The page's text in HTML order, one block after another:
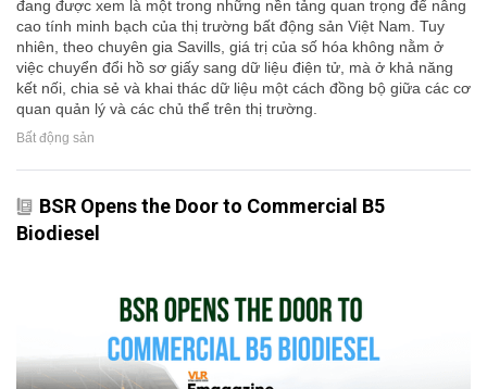
đang được xem là một trong những nền tảng quan trọng để nâng
cao tính minh bạch của thị trường bất động sản Việt Nam. Tuy
nhiên, theo chuyên gia Savills, giá trị của số hóa không nằm ở
việc chuyển đổi hồ sơ giấy sang dữ liệu điện tử, mà ở khả năng
kết nối, chia sẻ và khai thác dữ liệu một cách đồng bộ giữa các cơ
quan quản lý và các chủ thể trên thị trường.
Bất động sản
BSR Opens the Door to Commercial B5
Biodiesel